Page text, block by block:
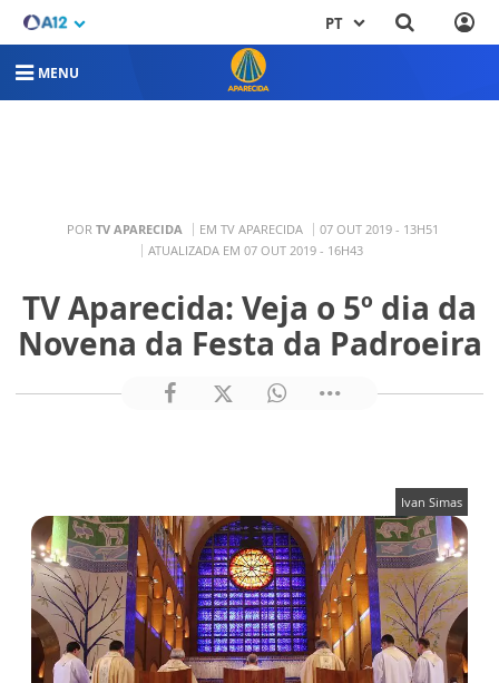
PT
MENU
POR TV APARECIDA EM TV APARECIDA
07 OUT 2019 - 13H51
ATUALIZADA EM 07 OUT 2019 - 16H43
TV Aparecida: Veja o 5º dia da
Novena da Festa da Padroeira
Ivan Simas